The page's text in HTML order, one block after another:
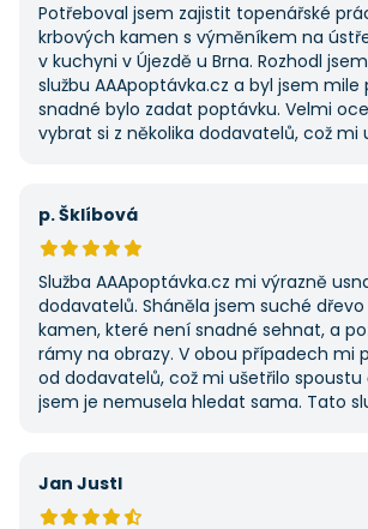
Potřeboval jsem zajistit topenářské
krbových kamen s výměníkem na
v kuchyni v Újezdě u Brna. Rozhodl
službu AAApoptávka.cz a byl jsem mile
snadné bylo zadat poptávku. Velmi
vybrat si z několika dodavatelů, což mi
potřebovat další řemeslné práce.
p. Šklíbová
Služba AAApoptávka.cz mi výrazně
dodavatelů. Sháněla jsem suché
kamen, které není snadné sehnat, a
rámy na obrazy. V obou případech mi
od dodavatelů, což mi ušetřilo spoustu
jsem je nemusela hledat sama. Tato
Jan Justl